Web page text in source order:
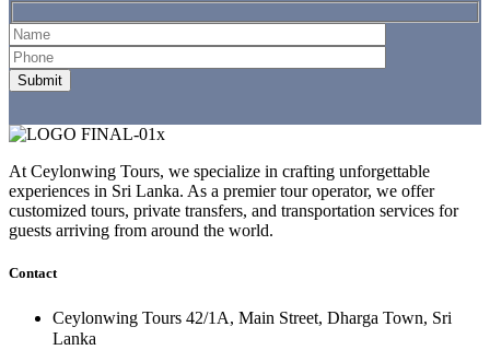
At Ceylonwing Tours, we specialize in crafting unforgettable
experiences in Sri Lanka. As a premier tour operator, we offer
customized tours, private transfers, and transportation services for
guests arriving from around the world.
Contact
Ceylonwing Tours 42/1A, Main Street, Dharga Town, Sri
Lanka